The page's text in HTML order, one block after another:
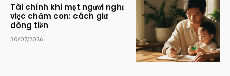
Tài chính khi một người nghỉ
việc chăm con: cách giữ
dòng tiền
30/07/2026